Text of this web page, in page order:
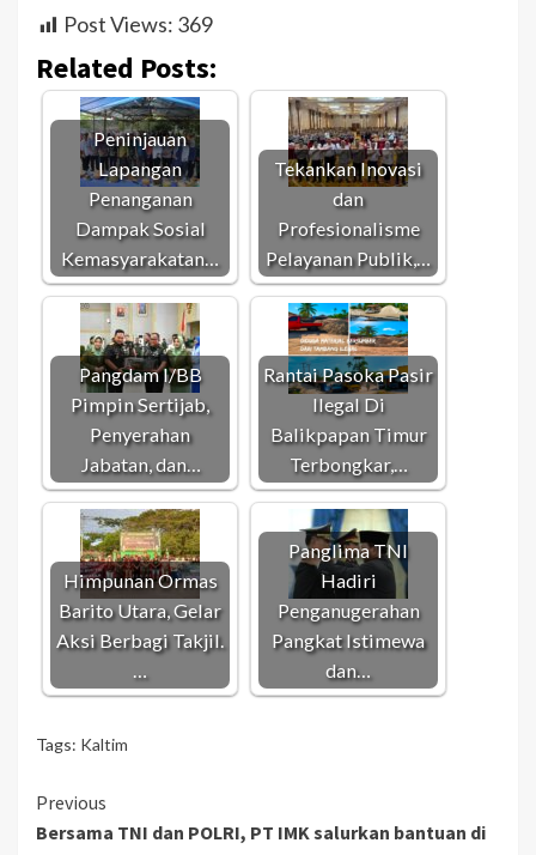
Post Views: 369
Related Posts:
Peninjauan
Lapangan
Penanganan
Dampak Sosial
Kemasyarakatan…
Tekankan Inovasi
dan
Profesionalisme
Pelayanan Publik,…
Pangdam I/BB
Pimpin Sertijab,
Penyerahan
Jabatan, dan…
Rantai Pasoka Pasir
Ilegal Di
Balikpapan Timur
Terbongkar,…
Himpunan Ormas
Barito Utara, Gelar
Aksi Berbagi Takjil.
…
Panglima TNI
Hadiri
Penganugerahan
Pangkat Istimewa
dan…
Tags: Kaltim
Continue
Reading
Previous
Bersama TNI dan POLRI, PT IMK salurkan bantuan di